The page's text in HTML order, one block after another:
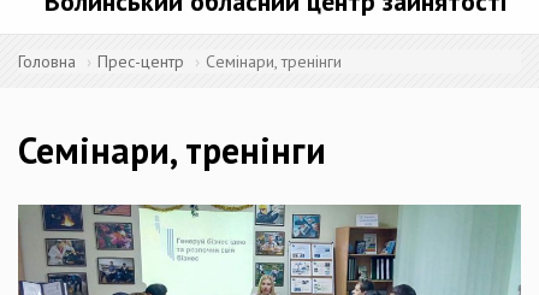
Головна Прес-центр Семінари, тренінги
Семінари, тренінги